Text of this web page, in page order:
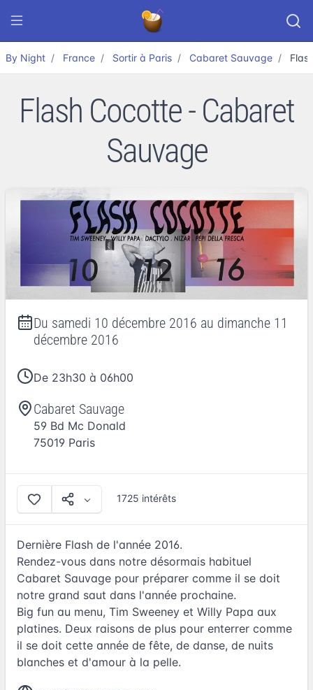
By Night France Sortir à Paris Cabaret Sauvage
Flash Cocotte - Cabaret
Sauvage
Du samedi 10 décembre 2016 au dimanche 11
décembre 2016
De 23h30 à 06h00
Cabaret Sauvage
59 Bd Mc Donald
75019 Paris
1725 intérêts
Dernière Flash de l'année 2016.
Rendez-vous dans notre désormais habituel
Cabaret Sauvage pour préparer comme il se doit
notre grand saut dans l'année prochaine.
Big fun au menu, Tim Sweeney et Willy Papa aux
platines. Deux raisons de plus pour enterrer comme
il se doit cette année de fête, de danse, de nuits
blanches et d'amour à la pelle.